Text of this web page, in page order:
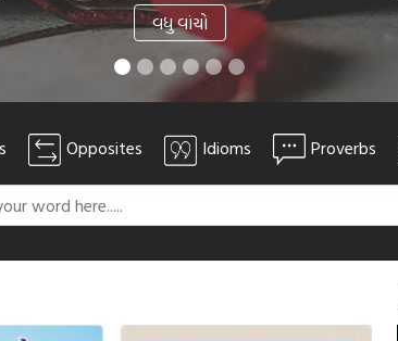
વધુ વાંચો
Opposites Idioms Proverbs